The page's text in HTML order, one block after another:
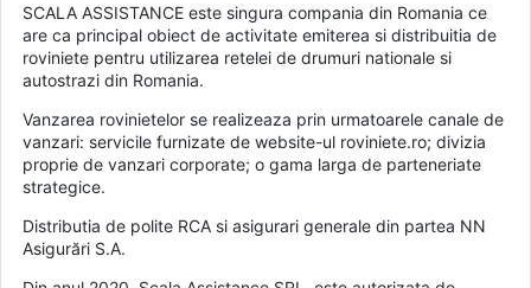
SCALA ASSISTANCE este singura compania din Romania ce
are ca principal obiect de activitate emiterea si distribuitia de
roviniete pentru utilizarea retelei de drumuri nationale si
autostrazi din Romania.
Vanzarea rovinietelor se realizeaza prin urmatoarele canale de
vanzari: servicile furnizate de website-ul roviniete.ro; divizia
proprie de vanzari corporate; o gama larga de parteneriate
strategice.
Distributia de polite RCA si asigurari generale din partea NN
Asigurări S.A.